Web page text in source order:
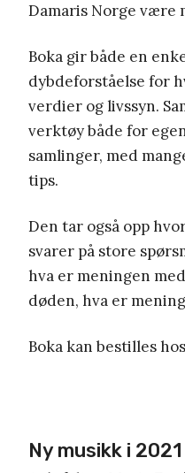
Damaris Norge være
Boka gir både en
dybdeforståelse for
verdier og livssyn.
verktøy både for
samlinger, med
tips.
Den tar også opp
svarer på store
hva er meningen
døden, hva er
Boka kan bestilles hos
Ny musikk i 2021